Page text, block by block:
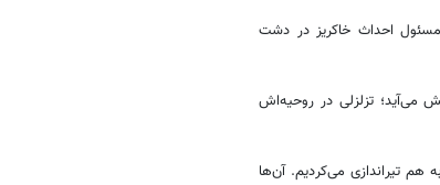
احداث خاکریز در دشت
تزلزلی در روحیه‌اش
هم تیراندازی می‌کردیم. آن‌ها